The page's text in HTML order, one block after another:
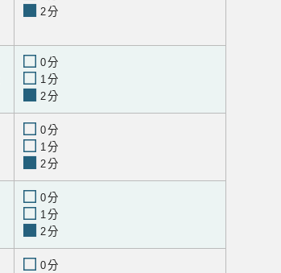
2分
0分
1分
2分
0分
1分
2分
0分
1分
2分
0分